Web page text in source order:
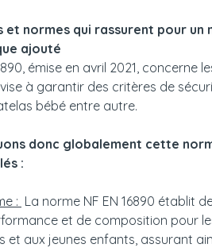
normes qui rassurent pour un
ajouté
émise en avril 2021, concerne
à garantir des critères de
bébé entre autre.
donc globalement cette
:
: La norme NF EN 16890 établit
et de composition pour
et aux jeunes enfants, assurant